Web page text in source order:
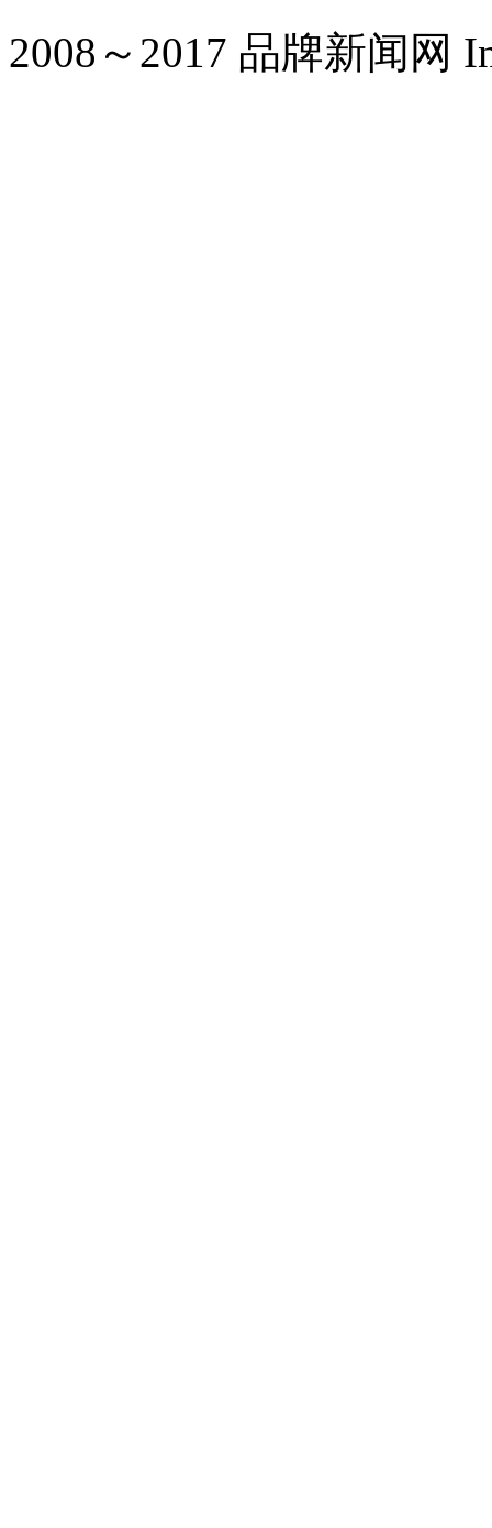
2008～2017 品牌新闻网